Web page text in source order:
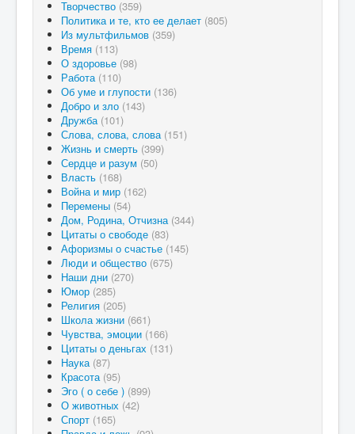
Творчество (359)
Политика и те, кто ее делает (805)
Из мультфильмов (359)
Время (113)
О здоровье (98)
Работа (110)
Об уме и глупости (136)
Добро и зло (143)
Дружба (101)
Слова, слова, слова (151)
Жизнь и смерть (399)
Сердце и разум (50)
Власть (168)
Война и мир (162)
Перемены (54)
Дом, Родина, Отчизна (344)
Цитаты о свободе (83)
Афоризмы о счастье (145)
Люди и общество (675)
Наши дни (270)
Юмор (285)
Религия (205)
Школа жизни (661)
Чувства, эмоции (166)
Цитаты о деньгах (131)
Наука (87)
Красота (95)
Эго ( о себе ) (899)
О животных (42)
Спорт (165)